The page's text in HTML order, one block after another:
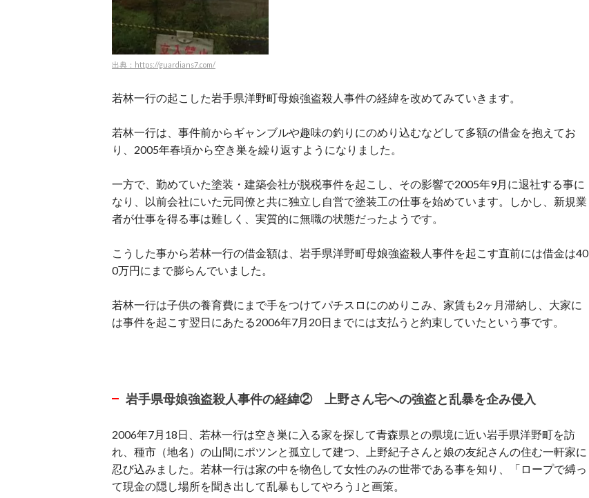
出典：https://guardians7.com/
若林一行の起こした岩手県洋野町母娘強盗殺人事件の経緯を改めてみていきます。
若林一行は、事件前からギャンブルや趣味の釣りにのめり込むなどして多額の借金を抱えてお
り、2005年春頃から空き巣を繰り返すようになりました。
一方で、勤めていた塗装・建築会社が脱税事件を起こし、その影響で2005年9月に退社する事に
なり、以前会社にいた元同僚と共に独立し自営で塗装工の仕事を始めています。しかし、新規業
者が仕事を得る事は難しく、実質的に無職の状態だったようです。
こうした事から若林一行の借金額は、岩手県洋野町母娘強盗殺人事件を起こす直前には借金は40
0万円にまで膨らんでいました。
若林一行は子供の養育費にまで手をつけてパチスロにのめりこみ、家賃も2ヶ月滞納し、大家に
は事件を起こす翌日にあたる2006年7月20日までには支払うと約束していたという事です。
岩手県母娘強盗殺人事件の経緯② 上野さん宅への強盗と乱暴を企み侵入
2006年7月18日、若林一行は空き巣に入る家を探して青森県との県境に近い岩手県洋野町を訪
れ、種市（地名）の山間にポツンと孤立して建つ、上野紀子さんと娘の友紀さんの住む一軒家に
忍び込みました。若林一行は家の中を物色して女性のみの世帯である事を知り、「ロープで縛っ
て現金の隠し場所を聞き出して乱暴もしてやろう｣と画策。